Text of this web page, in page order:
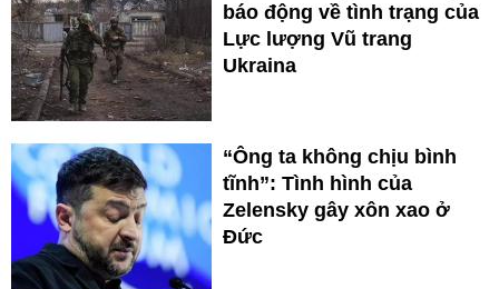
báo động về tình trạng của
Lực lượng Vũ trang
Ukraina
“Ông ta không chịu bình
tĩnh”: Tình hình của
Zelensky gây xôn xao ở
Đức